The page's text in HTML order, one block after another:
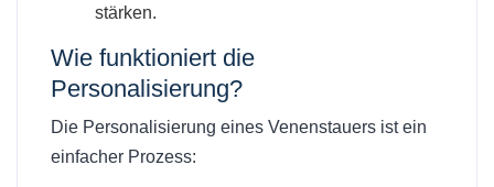
stärken.
Wie funktioniert die
Personalisierung?
Die Personalisierung eines Venenstauers ist ein
einfacher Prozess: